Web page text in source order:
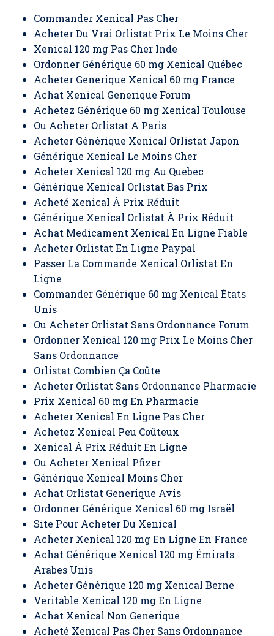
Commander Xenical Pas Cher
Acheter Du Vrai Orlistat Prix Le Moins Cher
Xenical 120 mg Pas Cher Inde
Ordonner Générique 60 mg Xenical Québec
Acheter Generique Xenical 60 mg France
Achat Xenical Generique Forum
Achetez Générique 60 mg Xenical Toulouse
Ou Acheter Orlistat A Paris
Acheter Générique Xenical Orlistat Japon
Générique Xenical Le Moins Cher
Acheter Xenical 120 mg Au Quebec
Générique Xenical Orlistat Bas Prix
Acheté Xenical À Prix Réduit
Générique Xenical Orlistat À Prix Réduit
Achat Medicament Xenical En Ligne Fiable
Acheter Orlistat En Ligne Paypal
Passer La Commande Xenical Orlistat En
Ligne
Commander Générique 60 mg Xenical États
Unis
Ou Acheter Orlistat Sans Ordonnance Forum
Ordonner Xenical 120 mg Prix Le Moins Cher
Sans Ordonnance
Orlistat Combien Ça Coûte
Acheter Orlistat Sans Ordonnance Pharmacie
Prix Xenical 60 mg En Pharmacie
Acheter Xenical En Ligne Pas Cher
Achetez Xenical Peu Coûteux
Xenical À Prix Réduit En Ligne
Ou Acheter Xenical Pfizer
Générique Xenical Moins Cher
Achat Orlistat Generique Avis
Ordonner Générique Xenical 60 mg Israël
Site Pour Acheter Du Xenical
Acheter Xenical 120 mg En Ligne En France
Achat Générique Xenical 120 mg Émirats
Arabes Unis
Acheter Générique 120 mg Xenical Berne
Veritable Xenical 120 mg En Ligne
Achat Xenical Non Generique
Acheté Xenical Pas Cher Sans Ordonnance